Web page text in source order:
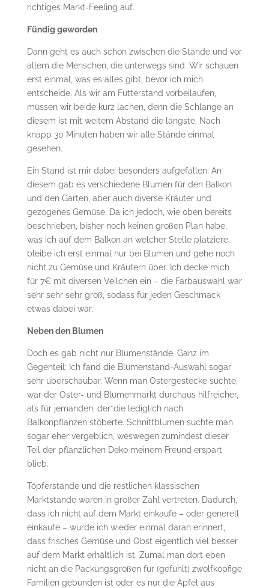
richtiges Markt-Feeling auf.
Fündig geworden
Dann geht es auch schon zwischen die Stände und vor
allem die Menschen, die unterwegs sind. Wir schauen
erst einmal, was es alles gibt, bevor ich mich
entscheide. Als wir am Futterstand vorbeilaufen,
müssen wir beide kurz lachen, denn die Schlange an
diesem ist mit weitem Abstand die längste. Nach
knapp 30 Minuten haben wir alle Stände einmal
gesehen.
Ein Stand ist mir dabei besonders aufgefallen: An
diesem gab es verschiedene Blumen für den Balkon
und den Garten, aber auch diverse Kräuter und
gezogenes Gemüse. Da ich jedoch, wie oben bereits
beschrieben, bisher noch keinen großen Plan habe,
was ich auf dem Balkon an welcher Stelle platziere,
bleibe ich erst einmal nur bei Blumen und gehe noch
nicht zu Gemüse und Kräutern über. Ich decke mich
für 7€ mit diversen Veilchen ein – die Farbauswahl war
sehr sehr sehr groß, sodass für jeden Geschmack
etwas dabei war.
Neben den Blumen
Doch es gab nicht nur Blumenstände. Ganz im
Gegenteil: Ich fand die Blumenstand-Auswahl sogar
sehr überschaubar. Wenn man Ostergestecke suchte,
war der Oster- und Blumenmarkt durchaus hilfreicher,
als für jemanden, der*die lediglich nach
Balkonpflanzen stöberte. Schnittblumen suchte man
sogar eher vergeblich, weswegen zumindest dieser
Teil der pflanzlichen Deko meinem Freund erspart
blieb.
Töpferstände und die restlichen klassischen
Marktstände waren in großer Zahl vertreten. Dadurch,
dass ich nicht auf dem Markt einkaufe – oder generell
einkaufe – wurde ich wieder einmal daran erinnert,
dass frisches Gemüse und Obst eigentlich viel besser
auf dem Markt erhältlich ist. Zumal man dort eben
nicht an die Packungsgrößen für (gefühlt) zwölfköpfige
Familien gebunden ist oder es nur die Äpfel aus